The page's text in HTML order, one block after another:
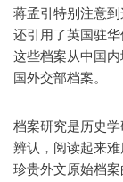
蒋孟引特别注意
还引用了英国驻华
这些档案从中国
国外交部档案。
档案研究是历史
辨认，阅读起来
珍贵外文原始档